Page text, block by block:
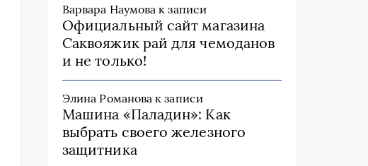
Варвара Наумова к записи
Официальный сайт магазина
Саквояжик рай для чемоданов
и не только!
Элина Романова к записи
Машина «Паладин»: Как
выбрать своего железного
защитника